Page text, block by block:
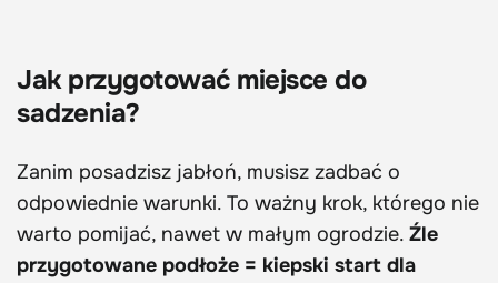
Jak przygotować miejsce do
sadzenia?
Zanim posadzisz jabłoń, musisz zadbać o
odpowiednie warunki. To ważny krok, którego nie
warto pomijać, nawet w małym ogrodzie. Źle
przygotowane podłoże = kiepski start dla